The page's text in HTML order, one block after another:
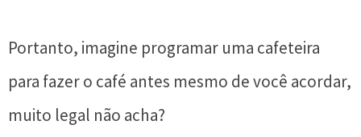
Portanto, imagine programar uma cafeteira
para fazer o café antes mesmo de você acordar,
muito legal não acha?